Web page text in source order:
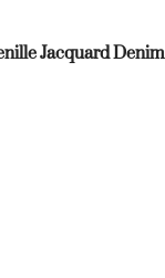
Jacquard Denim